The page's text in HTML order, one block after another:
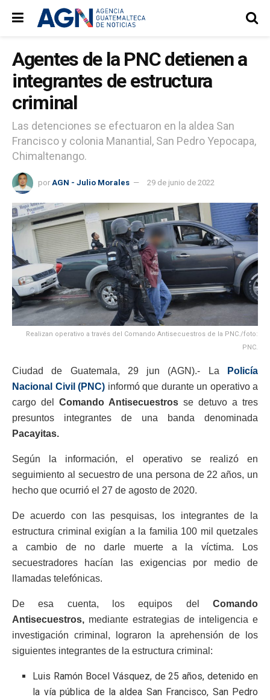
Agentes de la PNC detienen a
integrantes de estructura
criminal
Las detenciones se efectuaron en la aldea San
Francisco y colonia Manantial, San Pedro Yepocapa,
Chimaltenango.
por AGN - Julio Morales 29 de junio de 2022
Realizan operativo a través del Comando Antisecuestros de la PNC./foto:
PNC.
Ciudad de Guatemala, 29 jun (AGN).- La
Policía
Nacional Civil (PNC) informó que durante un operativo a
cargo del Comando Antisecuestros se detuvo a tres
presuntos integrantes de una banda denominada
Pacayitas.
Según la información, el operativo se realizó en
seguimiento al secuestro de una persona de 22 años, un
hecho que ocurrió el 27 de agosto de 2020.
De acuerdo con las pesquisas, los integrantes de la
estructura criminal exigían a la familia 100 mil quetzales
a cambio de no darle muerte a la víctima. Los
secuestradores hacían las exigencias por medio de
llamadas telefónicas.
De esa cuenta, los equipos del Comando
Antisecuestros, mediante estrategias de inteligencia e
investigación criminal, lograron la aprehensión de los
siguientes integrantes de la estructura criminal:
Luis Ramón Bocel Vásquez, de 25 años, detenido en
la vía pública de la aldea San Francisco, San Pedro